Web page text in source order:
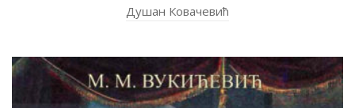
Душан Ковачевић